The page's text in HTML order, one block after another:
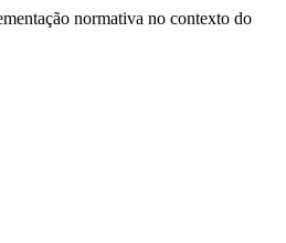
normativa no contexto do